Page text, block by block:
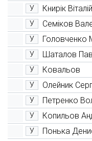
У Книрік Віталій
У Семіков
У Головченко
У Шаталов
У Ковальов
У Олейник
У Петренко
У Копильов
У Понька